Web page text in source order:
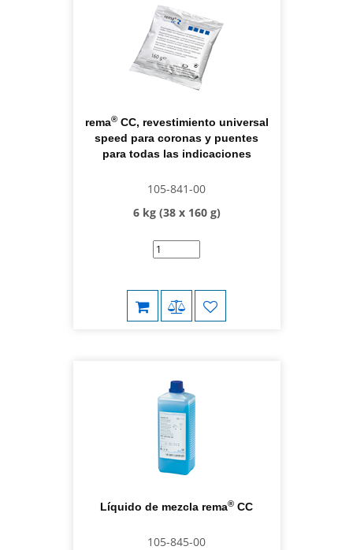
rema®CC, revestimiento universal
speed para coronas y puentes
para todas las indicaciones
105-841-00
6 kg (38 x 160 g)
Líquido de mezcla rema® CC
105-845-00